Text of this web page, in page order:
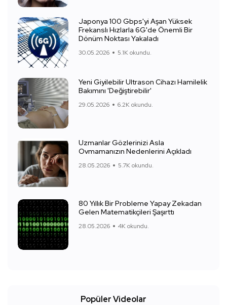
Japonya 100 Gbps'yi Aşan Yüksek
Frekanslı Hızlarla 6G'de Önemli Bir
Dönüm Noktası Yakaladı
30.05.2026 5.1K okundu.
Yeni Giyilebilir Ultrason Cihazı Hamilelik
Bakımını 'Değiştirebilir'
29.05.2026 6.2K okundu.
Uzmanlar Gözlerinizi Asla
Ovmamanızın Nedenlerini Açıkladı
28.05.2026 5.7K okundu.
80 Yıllık Bir Probleme Yapay Zekadan
Gelen Matematikçileri Şaşırttı
28.05.2026 4K okundu.
Popüler Videolar